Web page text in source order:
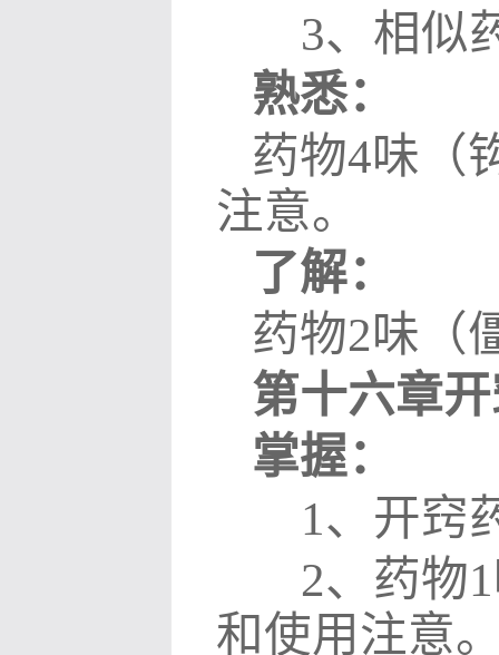
3、相似
熟悉：
药物4味（
注意。
了解：
药物2味（
第十六章
掌握：
1、开窍
2、药物1
和使用注意